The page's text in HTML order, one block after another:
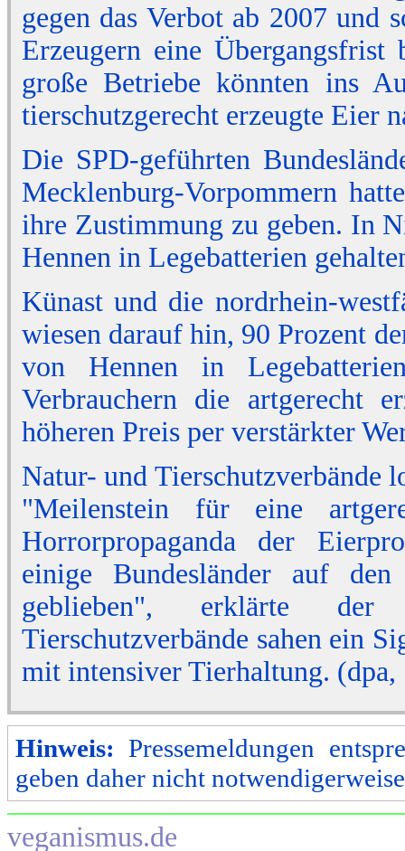
gegen das Verbot ab 2007 und
Erzeugern eine
große Betriebe könnten ins
tierschutzgerecht erzeugte Eier
Die SPD-geführten
Mecklenburg-Vorpommern
ihre Zustimmung zu geben. In
Hennen in Legebatterien
Künast und die nordrhein-
wiesen darauf hin, 90 Prozent
von Hennen in
Verbrauchern die artgerecht
höheren Preis per verstärkter
Natur- und Tierschutzverbände
"Meilenstein für eine
Horrorpropaganda der
einige Bundesländer auf
geblieben", erklärte der
Tierschutzverbände sahen ein
mit intensiver Tierhaltung.
Hinweis: Pressemeldungen
geben daher nicht
veganismus.de